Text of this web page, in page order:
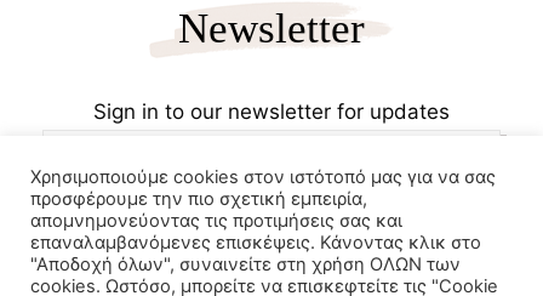
Newsletter
Sign in to our newsletter for updates
Χρησιμοποιούμε cookies στον ιστότοπό μας για να σας
προσφέρουμε την πιο σχετική εμπειρία,
απομνημονεύοντας τις προτιμήσεις σας και
επαναλαμβανόμενες επισκέψεις. Κάνοντας κλικ στο
"Αποδοχή όλων", συναινείτε στη χρήση ΟΛΩΝ των
cookies. Ωστόσο, μπορείτε να επισκεφτείτε τις "Cookie